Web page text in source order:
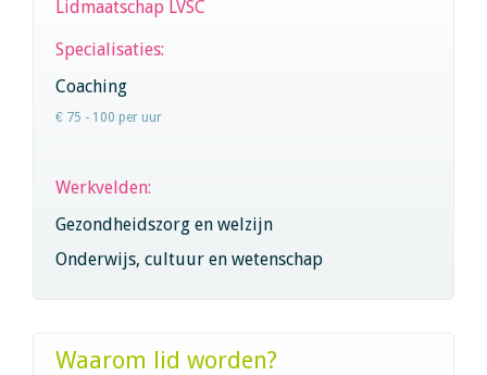
Lidmaatschap LVSC
Specialisaties:
Coaching
€ 75 - 100 per uur
Werkvelden:
Gezondheidszorg en welzijn
Onderwijs, cultuur en wetenschap
Waarom lid worden?